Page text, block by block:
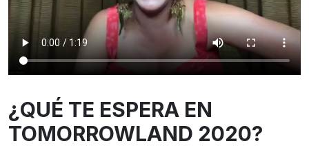
¿QUÉ TE ESPERA EN
TOMORROWLAND 2020?